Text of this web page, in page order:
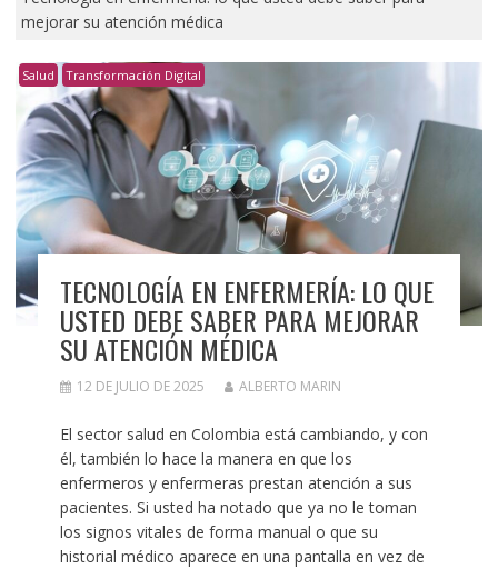
mejorar su atención médica
Salud Transformación Digital
TECNOLOGÍA EN ENFERMERÍA: LO QUE
USTED DEBE SABER PARA MEJORAR
SU ATENCIÓN MÉDICA
12 DE JULIO DE 2025 ALBERTO MARIN
El sector salud en Colombia está cambiando, y con
él, también lo hace la manera en que los
enfermeros y enfermeras prestan atención a sus
pacientes. Si usted ha notado que ya no le toman
los signos vitales de forma manual o que su
historial médico aparece en una pantalla en vez de